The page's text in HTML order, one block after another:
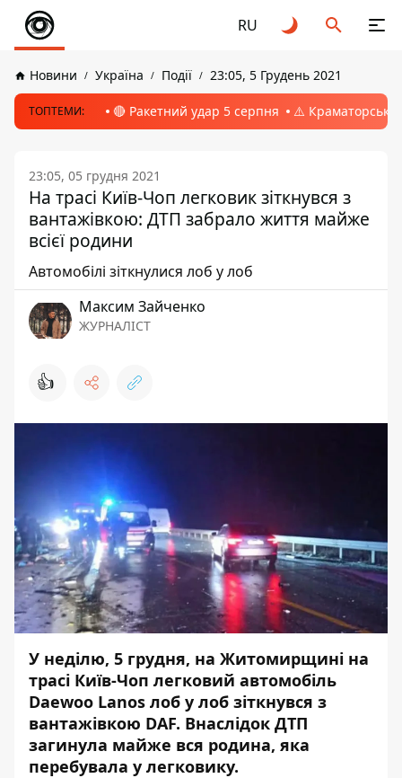
RU
Новини Україна Події 23:05, 5 Грудень 2021
ТОПТЕМИ: 🔴 Ракетний удар 5 серпня ⚠️ Краматорськ,
23:05, 05 грудня 2021
На трасі Київ-Чоп легковик зіткнувся з
вантажівкою: ДТП забрало життя майже
всієї родини
Автомобілі зіткнулися лоб у лоб
Максим Зайченко
ЖУРНАЛІСТ
👍
У неділю, 5 грудня, на Житомирщині на
трасі Київ-Чоп легковий автомобіль
Daewoo Lanos лоб у лоб зіткнувся з
вантажівкою DAF. Внаслідок ДТП
загинула майже вся родина, яка
перебувала у легковику.